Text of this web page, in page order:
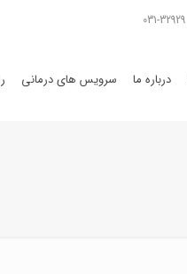
031-32929
درباره ما سرویس های درمانی